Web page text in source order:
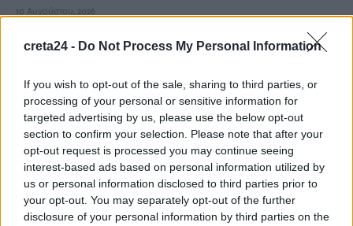
creta24 - Do Not Process My Personal Information
If you wish to opt-out of the sale, sharing to third parties, or
processing of your personal or sensitive information for
targeted advertising by us, please use the below opt-out
section to confirm your selection. Please note that after your
opt-out request is processed you may continue seeing
interest-based ads based on personal information utilized by
us or personal information disclosed to third parties prior to
your opt-out. You may separately opt-out of the further
disclosure of your personal information by third parties on the
10 Αυγούστου, 2026
«Η Χανιώτικη κοινωνία και οικονομία έχουν ανάγκη βιώσιμο
10 Αυγούστου, 2026
Κολύμβηση: Πανελλήνιο ρεκόρ για την Εθνική 4×200μ.
ελεύθερο – Ιστορική επίδοση από τον Μάρκο
10 Αυγούστου, 2026
Το Φεστιβάλ της Περιφέρειας Κρήτης παρουσιάζει το Ρεσιτάλ